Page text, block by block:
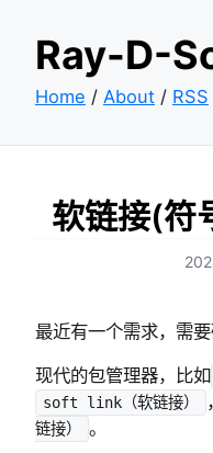
Ray-D-
Home / About / RSS
软链接(符
最近有一个需求，需
现代的包管理器，比如
soft link（软链接）
链接）
。